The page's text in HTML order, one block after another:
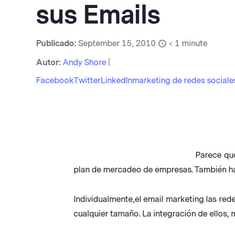
sus Emails
Publicado: September 15, 2010 < 1 minute
Autor: Andy Shore
FacebookTwitterLinkedInmarketing de redes
Parece
plan de mercadeo de empresas. También
Individualmente,el email marketing las
cualquier tamaño. La integración de ellos,